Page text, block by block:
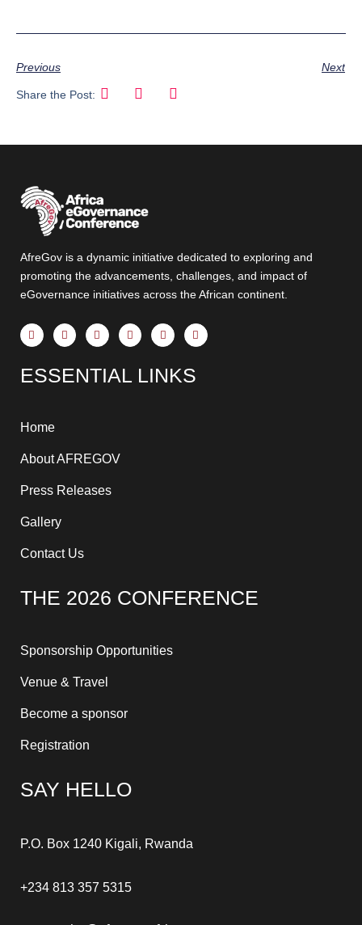
Previous Next
Share the Post:
AfreGov is a dynamic initiative dedicated to exploring and
promoting the advancements, challenges, and impact of
eGovernance initiatives across the African continent.
F
a
c
b
o
f
X
-
t
i
t
Y
o
u
u
b
I
n
s
g
T
h
r
a
d
L
i
n
e
d
ESSENTIAL LINKS
Home
About AFREGOV
Press Releases
Gallery
Contact Us
THE 2026 CONFERENCE
Sponsorship Opportunities
Venue & Travel
Become a sponsor
Registration
SAY HELLO
P.O. Box 1240 Kigali, Rwanda
+234 813 357 5315